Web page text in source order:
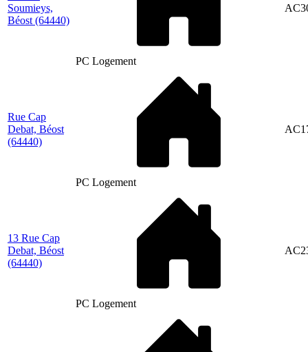
Soumieys,
Béost (64440)
PC Logement
Rue Cap
Debat, Béost
(64440)
PC Logement
13 Rue Cap
Debat, Béost
(64440)
PC Logement